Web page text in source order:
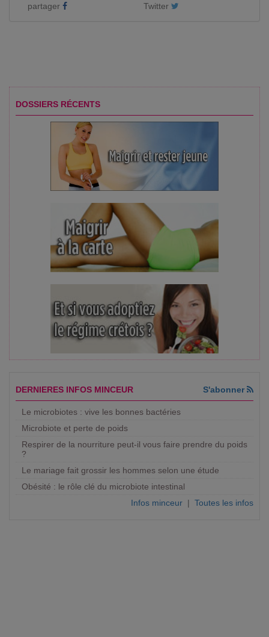
partager
Twitter
DOSSIERS RÉCENTS
DERNIERES INFOS MINCEUR S'abonner
Le microbiotes : vive les bonnes bactéries
Microbiote et perte de poids
Respirer de la nourriture peut-il vous faire prendre du poids
?
Le mariage fait grossir les hommes selon une étude
Obésité : le rôle clé du microbiote intestinal
Infos minceur | Toutes les infos